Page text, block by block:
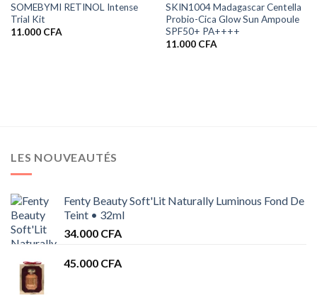
SOMEBYMI RETINOL Intense
Trial Kit
11.000 CFA
SKIN1004 Madagascar Centella
Probio-Cica Glow Sun Ampoule
SPF50+ PA++++
11.000 CFA
LES NOUVEAUTÉS
Fenty Beauty Soft'Lit Naturally Luminous Fond De
Teint • 32ml
34.000 CFA
45.000 CFA